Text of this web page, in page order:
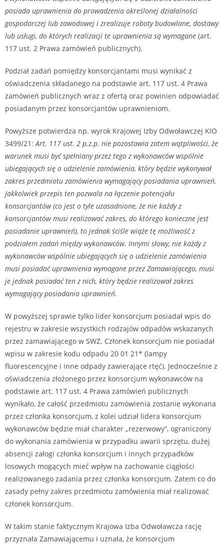
posiada uprawnienia do prowadzenia określonej działalności
gospodarczej lub zawodowej i zrealizuje roboty budowlane, dostawy
lub usługi, do których realizacji te uprawnienia są wymagane (art.
117 ust. 2 Prawa zamówień publicznych).
Podział zadań pomiędzy konsorcjantami musi wynikać z
oświadczenia składanego na podstawie art. 117 ust. 4 Prawa
zamówień publicznych wraz z ofertą oraz powinien odpowiadać
posiadanym przez konsorcjantów uprawnieniom.
Powyższe potwierdza np. wyrok Krajowej Izby Odwoławczej KIO
3499/21:Art. 117 ust. 2 p.z.p. nie pozostawia zatem wątpliwości, że
warunek musi być spełniany przez tego z wykonawców wspólnie
ubiegających się o udzielenie zamówienia, który będzie wykonywał
zakres przedmiotu zamówienia wymagający posiadania uprawnień.
Jakkolwiek przepis ten pozwala na łączenie potencjału
konsorcjantów (co jest o tyle uzasadnione, że nie każdy z
konsorcjantów musi realizować zakres, do którego konieczne jest
posiadanie uprawnień), to jednak ściśle wiąże tę możliwość z
podziałem zadań między wykonawców. Innymi słowy, nie każdy z
wykonawców wspólnie ubiegających się o udzielenie zamówienia
musi posiadać uprawnienia wymagane przez Zamawiającego, musi
je jednak posiadać ten z nich, który będzie realizował zakres
wymagający posiadania uprawnień.
W powyższej sprawie tylko lider konsorcjum posiadał wpis do
rejestru w zakresie wszystkich rodzajów odpadów wskazanych
przez zamawiającego w SWZ. Członek konsorcjum nie posiadał
wpisu w zakresie kodu odpadu 20 01 21* (lampy
fluorescencyjne i inne odpady zawierające rtęć). Jednocześnie z
oświadczenia złożonego przez konsorcjum wykonawców na
podstawie art. 117 ust. 4 Prawa zamówień publicznych
wynikało, że całość przedmiotu zamówienia zostanie wykonana
przez członka konsorcjum, z kolei udział lidera konsorcjum
wykonawców będzie miał charakter „rezerwowy”, ograniczony
do wykonania zamówienia w przypadku awarii sprzętu, dużej
absencji załogi członka konsorcjum i innych przypadków
losowych mogących mieć wpływ na zachowanie ciągłości
realizowanego zadania przez członka konsorcjum. Zatem co do
zasady pełny zakres przedmiotu zamówienia miał realizować
członek konsorcjum.
W takim stanie faktycznym Krajowa Izba Odwoławcza rację
przyznała Zamawiającemu i uznała, że konsorcjum